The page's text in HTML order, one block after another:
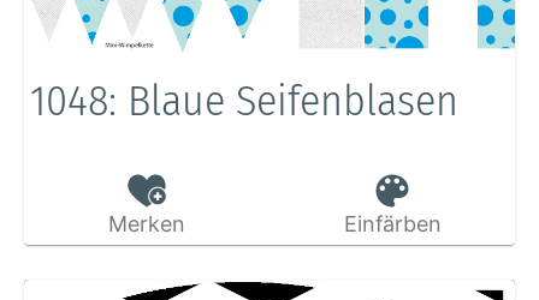
1048: Blaue Seifenblasen
Merken Einfärben